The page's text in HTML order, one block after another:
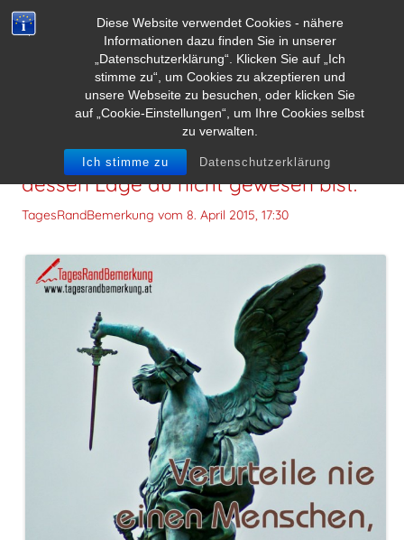
Diese Website verwendet Cookies - nähere
Informationen dazu finden Sie in unserer
„Datenschutzerklärung“. Klicken Sie auf „Ich
stimme zu“, um Cookies zu akzeptieren und
unsere Webseite zu besuchen, oder klicken Sie
auf „Cookie-Einstellungen“, um Ihre Cookies selbst
zu verwalten.
Ich stimme zu Datenschutzerklärung
Verurteile nie einen Menschen, in
dessen Lage du nicht gewesen bist.
TagesRandBemerkung vom 8. April 2015, 17:30